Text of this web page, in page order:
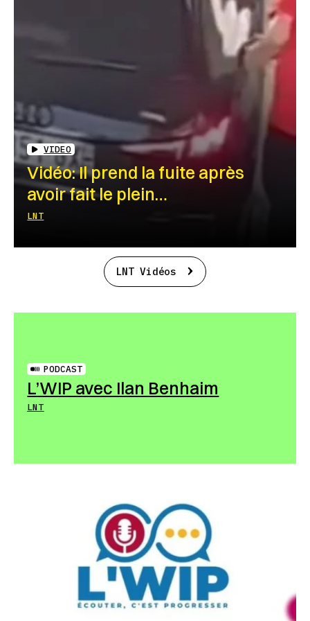
VIDEO
Vidéo: Il prend la fuite après
avoir fait le plein…
LNT
LNT Vidéos
PODCAST
L’WIP avec Ilan Benhaim
LNT